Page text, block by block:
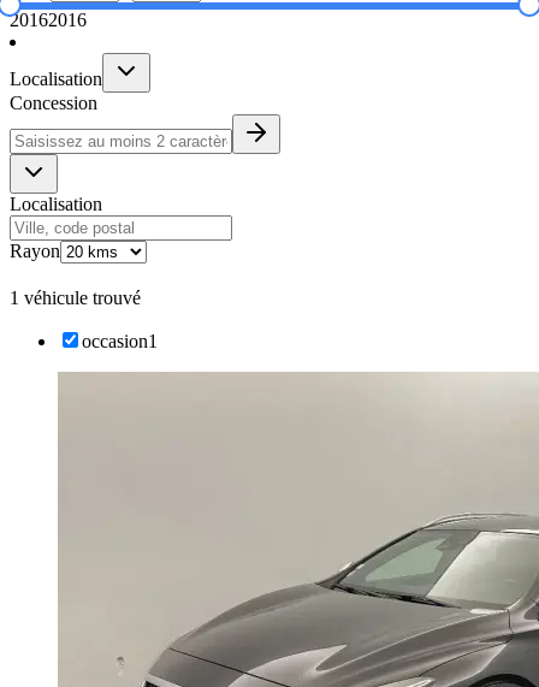
20162016
Localisation
Concession
Localisation
Rayon
1 véhicule trouvé
occasion1